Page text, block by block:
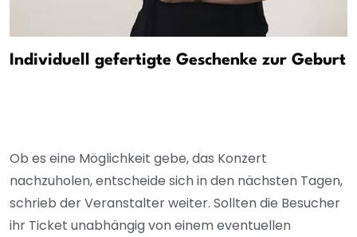
Individuell gefertigte Geschenke zur Geburt
Ob es eine Möglichkeit gebe, das Konzert
nachzuholen, entscheide sich in den nächsten Tagen,
schrieb der Veranstalter weiter. Sollten die Besucher
ihr Ticket unabhängig von einem eventuellen